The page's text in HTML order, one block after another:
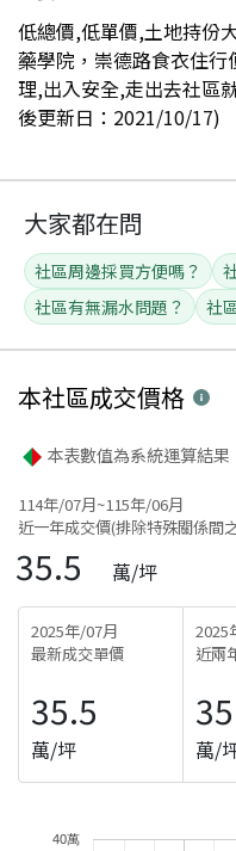
低總價,低單價,土地持份
藥學院，崇德路食衣住
理,出入安全,走出去社區
後更新日：2021/10/17)
大家都在問
社區周邊採買方便嗎？
社區有無漏水問題？
社
本社區成交價格
本表數值為系統運算結
114年/07月~115年/06月
近一年成交價(排除特殊關係間
35.5 萬/坪
2025年/07月
最新成交單價
35.5
萬/坪
2025
近兩
萬/
40萬